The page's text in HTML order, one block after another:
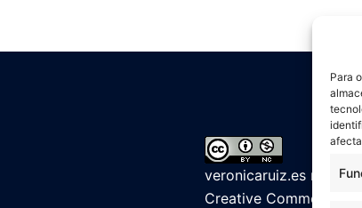
Para
veronicaruiz.es
Creative Commons